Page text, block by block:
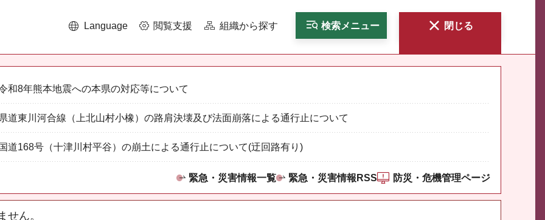
Language 閲覧支援 組織から探す 検索メニュー 閉じる
和8年熊本地震への本県の対応等について
道東川河合線（上北山村小橡）の路肩決壊及び法面崩落による通行止について
道168号（十津川村平谷）の崩土による通行止について(迂回路有り)
緊急・災害情報一覧 緊急・災害情報RSS 防災・危機管理ページ
せん。